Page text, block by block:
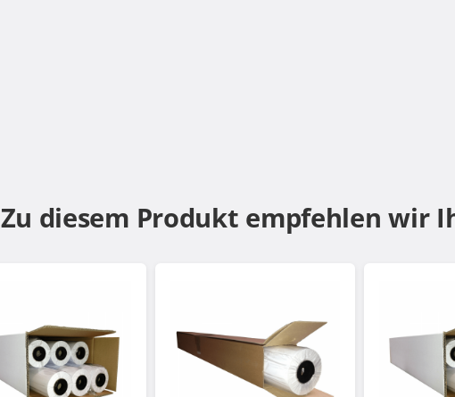
Zu diesem Produkt empfehlen wir